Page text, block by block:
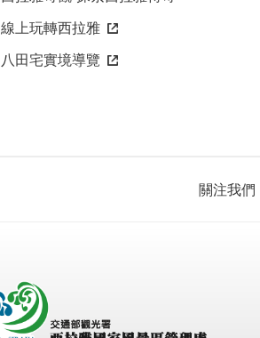
線上玩轉西拉雅
八田宅實境導覽
關注我們